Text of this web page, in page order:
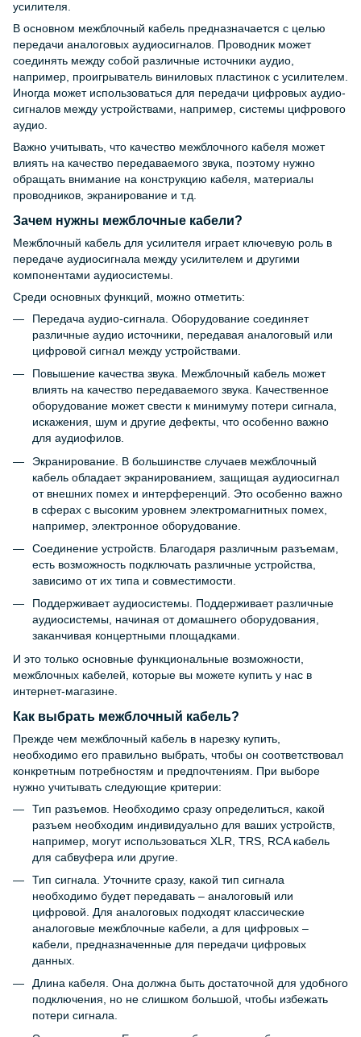
усилителя.
В основном межблочный кабель предназначается с целью
передачи аналоговых аудиосигналов. Проводник может
соединять между собой различные источники аудио,
например, проигрыватель виниловых пластинок с усилителем.
Иногда может использоваться для передачи цифровых аудио-
сигналов между устройствами, например, системы цифрового
аудио.
Важно учитывать, что качество межблочного кабеля может
влиять на качество передаваемого звука, поэтому нужно
обращать внимание на конструкцию кабеля, материалы
проводников, экранирование и т.д.
Зачем нужны межблочные кабели?
Межблочный кабель для усилителя играет ключевую роль в
передаче аудиосигнала между усилителем и другими
компонентами аудиосистемы.
Среди основных функций, можно отметить:
Передача аудио-сигнала. Оборудование соединяет
различные аудио источники, передавая аналоговый или
цифровой сигнал между устройствами.
Повышение качества звука. Межблочный кабель может
влиять на качество передаваемого звука. Качественное
оборудование может свести к минимуму потери сигнала,
искажения, шум и другие дефекты, что особенно важно
для аудиофилов.
Экранирование. В большинстве случаев межблочный
кабель обладает экранированием, защищая аудиосигнал
от внешних помех и интерференций. Это особенно важно
в сферах с высоким уровнем электромагнитных помех,
например, электронное оборудование.
Соединение устройств. Благодаря различным разъемам,
есть возможность подключать различные устройства,
зависимо от их типа и совместимости.
Поддерживает аудиосистемы. Поддерживает различные
аудиосистемы, начиная от домашнего оборудования,
заканчивая концертными площадками.
И это только основные функциональные возможности,
межблочных кабелей, которые вы можете купить у нас в
интернет-магазине.
Как выбрать межблочный кабель?
Прежде чем межблочный кабель в нарезку купить,
необходимо его правильно выбрать, чтобы он соответствовал
конкретным потребностям и предпочтениям. При выборе
нужно учитывать следующие критерии:
Тип разъемов. Необходимо сразу определиться, какой
разъем необходим индивидуально для ваших устройств,
например, могут использоваться XLR, TRS, RCA кабель
для сабвуфера или другие.
Тип сигнала. Уточните сразу, какой тип сигнала
необходимо будет передавать – аналоговый или
цифровой. Для аналоговых подходят классические
аналоговые межблочные кабели, а для цифровых –
кабели, предназначенные для передачи цифровых
данных.
Длина кабеля. Она должна быть достаточной для удобного
подключения, но не слишком большой, чтобы избежать
потери сигнала.